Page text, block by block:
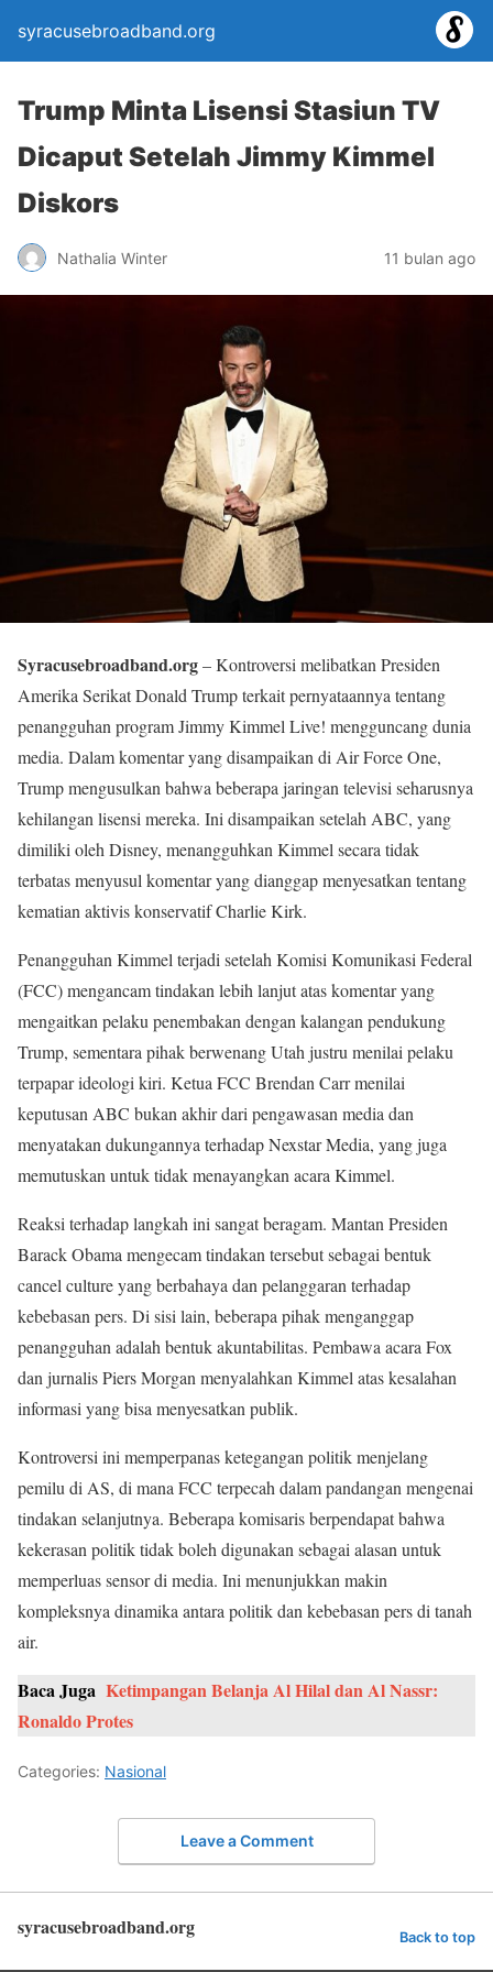
syracusebroadband.org
Trump Minta Lisensi Stasiun TV
Dicaput Setelah Jimmy Kimmel
Diskors
Nathalia Winter 11 bulan ago
Syracusebroadband.org– Kontroversi melibatkan Presiden
Amerika Serikat Donald Trump terkait pernyataannya tentang
penangguhan program Jimmy Kimmel Live! mengguncang dunia
media. Dalam komentar yang disampaikan di Air Force One,
Trump mengusulkan bahwa beberapa jaringan televisi seharusnya
kehilangan lisensi mereka. Ini disampaikan setelah ABC, yang
dimiliki oleh Disney, menangguhkan Kimmel secara tidak
terbatas menyusul komentar yang dianggap menyesatkan tentang
kematian aktivis konservatif Charlie Kirk.
Penangguhan Kimmel terjadi setelah Komisi Komunikasi Federal
(FCC) mengancam tindakan lebih lanjut atas komentar yang
mengaitkan pelaku penembakan dengan kalangan pendukung
Trump, sementara pihak berwenang Utah justru menilai pelaku
terpapar ideologi kiri. Ketua FCC Brendan Carr menilai
keputusan ABC bukan akhir dari pengawasan media dan
menyatakan dukungannya terhadap Nexstar Media, yang juga
memutuskan untuk tidak menayangkan acara Kimmel.
Reaksi terhadap langkah ini sangat beragam. Mantan Presiden
Barack Obama mengecam tindakan tersebut sebagai bentuk
cancel culture yang berbahaya dan pelanggaran terhadap
kebebasan pers. Di sisi lain, beberapa pihak menganggap
penangguhan adalah bentuk akuntabilitas. Pembawa acara Fox
dan jurnalis Piers Morgan menyalahkan Kimmel atas kesalahan
informasi yang bisa menyesatkan publik.
Kontroversi ini memperpanas ketegangan politik menjelang
pemilu di AS, di mana FCC terpecah dalam pandangan mengenai
tindakan selanjutnya. Beberapa komisaris berpendapat bahwa
kekerasan politik tidak boleh digunakan sebagai alasan untuk
memperluas sensor di media. Ini menunjukkan makin
kompleksnya dinamika antara politik dan kebebasan pers di tanah
air.
Baca Juga Ketimpangan Belanja Al Hilal dan Al Nassr:
Ronaldo Protes
Categories: Nasional
Leave a Comment
syracusebroadband.org Back to top